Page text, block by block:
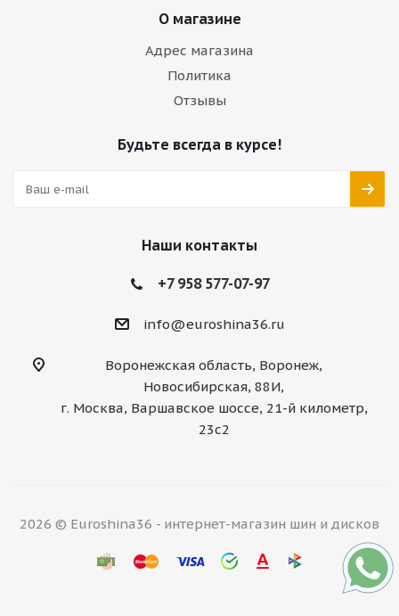
О магазине
Адрес магазина
Политика
Отзывы
Будьте всегда в курсе!
Наши контакты
+7 958 577-07-97
info@euroshina36.ru
Воронежская область, Воронеж,
Новосибирская, 88И,
г. Москва, Варшавское шоссе, 21-й километр,
23с2
2026 © Euroshina36 - интернет-магазин шин и дисков